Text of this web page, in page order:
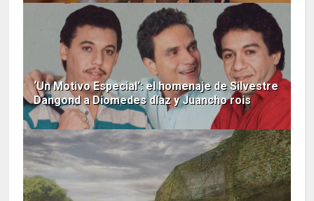
‘Un Motivo Especial’: el homenaje de Silvestre
Dangond a Diomedes díaz y Juancho rois